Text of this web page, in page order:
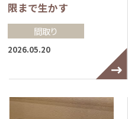
限まで生かす
間取り
2026.05.20